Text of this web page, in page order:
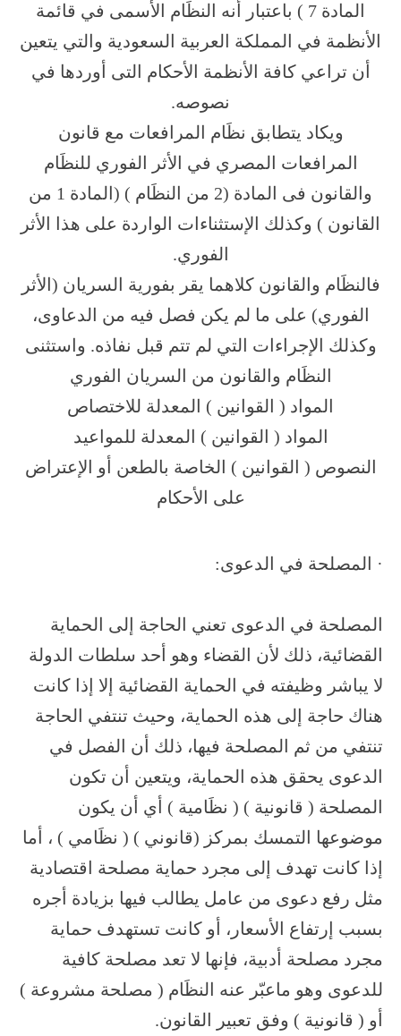
المادة 7 ) باعتبار أنه النظَام الأسمى في قائمة
الأنظمة في المملكة العربية السعودية والتي يتعين
أن تراعي كافة الأنظمة الأحكام التى أوردها في
نصوصه.
ويكاد يتطابق نظَام المرافعات مع قانون
المرافعات المصري في الأثر الفوري للنظَام
والقانون فى المادة (2 من النظَام ) (المادة 1 من
القانون ) وكذلك الإستثناءات الواردة على هذا الأثر
الفوري.
فالنظَام والقانون كلاهما يقر بفورية السريان (الأثر
الفوري) على ما لم يكن فصل فيه من الدعاوى،
وكذلك الإجراءات التي لم تتم قبل نفاذه. واستثنى
النظَام والقانون من السريان الفوري
المواد ( القوانين ) المعدلة للاختصاص
المواد ( القوانين ) المعدلة للمواعيد
النصوص ( القوانين ) الخاصة بالطعن أو الإعتراض
على الأحكام
· المصلحة في الدعوى:
المصلحة في الدعوى تعني الحاجة إلى الحماية
القضائية، ذلك لأن القضاء وهو أحد سلطات الدولة
لا يباشر وظيفته في الحماية القضائية إلا إذا كانت
هناك حاجة إلى هذه الحماية، وحيث تنتفي الحاجة
تنتفي من ثم المصلحة فيها، ذلك أن الفصل في
الدعوى يحقق هذه الحماية، ويتعين أن تكون
المصلحة ( قانونية ) ( نظَامية ) أي أن يكون
موضوعها التمسك بمركز (قانوني ) ( نظَامي ) ، أما
إذا كانت تهدف إلى مجرد حماية مصلحة اقتصادية
مثل رفع دعوى من عامل يطالب فيها بزيادة أجره
بسبب إرتفاع الأسعار، أو كانت تستهدف حماية
مجرد مصلحة أدبية، فإنها لا تعد مصلحة كافية
للدعوى وهو ماعبّر عنه النظَام ( مصلحة مشروعة )
أو ( قانونية ) وفق تعبير القانون.